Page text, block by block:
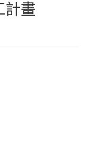
計畫